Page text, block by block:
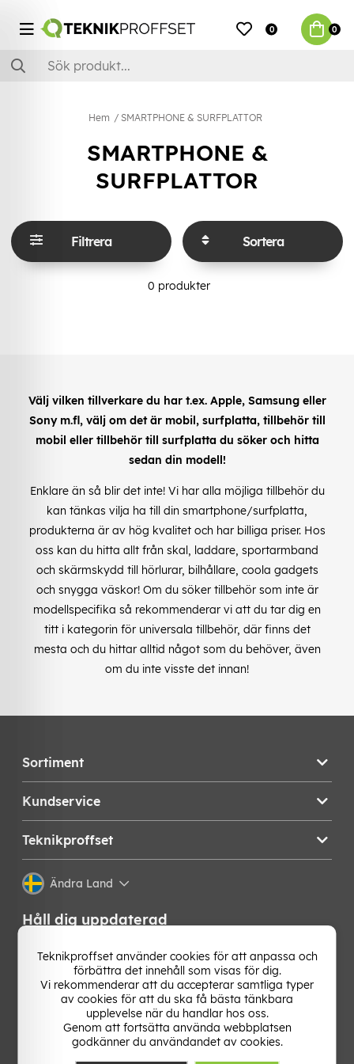
0 0
Hem SMARTPHONE & SURFPLATTOR
SMARTPHONE &
SURFPLATTOR
Filtrera Sortera
0 produkter
Välj vilken tillverkare du har t.ex. Apple, Samsung eller
Sony m.fl, välj om det är mobil, surfplatta, tillbehör till
mobil eller tillbehör till surfplatta du söker och hitta
sedan din modell!
Enklare än så blir det inte! Vi har alla möjliga tillbehör du
kan tänkas vilja ha till din smartphone/surfplatta,
produkterna är av hög kvalitet och har billiga priser. Hos
oss kan du hitta allt från skal, laddare, sportarmband
och skärmskydd till hörlurar, bilhållare, coola gadgets
och snygga väskor! Om du söker tillbehör som inte är
modellspecifika så rekommenderar vi att du tar dig en
titt i kategorin för universala tillbehör, där finns det
mesta och du hittar alltid något som du behöver, även
om du inte visste det innan!
Sortiment
Kundservice
Teknikproffset
Ändra Land
Håll dig uppdaterad
Få de senaste nyheterna, hetaste erbjudandena och
bästa tipsen från oss direkt i din mejlkorg. Signa upp på
vårt nyhetsbrev!
Teknikproffset använder cookies för att anpassa och
förbättra det innehåll som visas för dig.
Vi rekommenderar att du accepterar samtliga typer
av cookies för att du ska få bästa tänkbara
upplevelse när du handlar hos oss.
Genom att fortsätta använda webbplatsen
godkänner du användandet av cookies.